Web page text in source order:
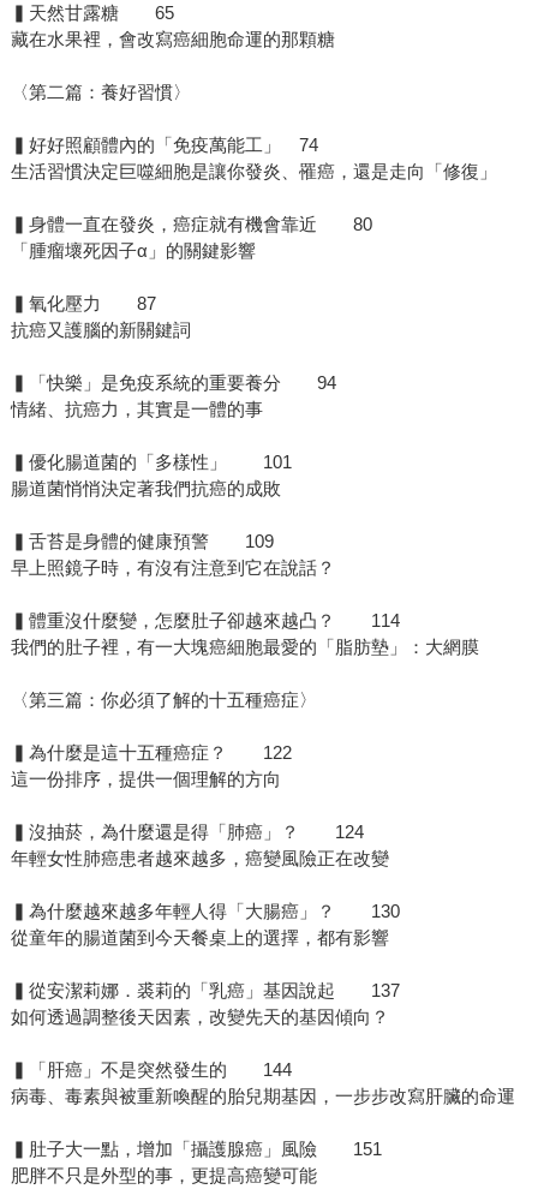
▍天然甘露糖 65
藏在水果裡，會改寫癌細胞命運的那顆糖
〈第二篇：養好習慣〉
▍好好照顧體內的「免疫萬能工」 74
生活習慣決定巨噬細胞是讓你發炎、罹癌，還是走向「修復」
▍身體一直在發炎，癌症就有機會靠近 80
「腫瘤壞死因子α」的關鍵影響
▍氧化壓力 87
抗癌又護腦的新關鍵詞
▍「快樂」是免疫系統的重要養分 94
情緒、抗癌力，其實是一體的事
▍優化腸道菌的「多樣性」 101
腸道菌悄悄決定著我們抗癌的成敗
▍舌苔是身體的健康預警 109
早上照鏡子時，有沒有注意到它在說話？
▍體重沒什麼變，怎麼肚子卻越來越凸？ 114
我們的肚子裡，有一大塊癌細胞最愛的「脂肪墊」：大網膜
〈第三篇：你必須了解的十五種癌症〉
▍為什麼是這十五種癌症？ 122
這一份排序，提供一個理解的方向
▍沒抽菸，為什麼還是得「肺癌」？ 124
年輕女性肺癌患者越來越多，癌變風險正在改變
▍為什麼越來越多年輕人得「大腸癌」？ 130
從童年的腸道菌到今天餐桌上的選擇，都有影響
▍從安潔莉娜．裘莉的「乳癌」基因說起 137
如何透過調整後天因素，改變先天的基因傾向？
▍「肝癌」不是突然發生的 144
病毒、毒素與被重新喚醒的胎兒期基因，一步步改寫肝臟的命運
▍肚子大一點，增加「攝護腺癌」風險 151
肥胖不只是外型的事，更提高癌變可能